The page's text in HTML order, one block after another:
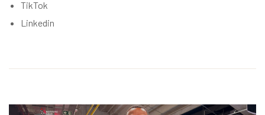
TikTok
Linkedin